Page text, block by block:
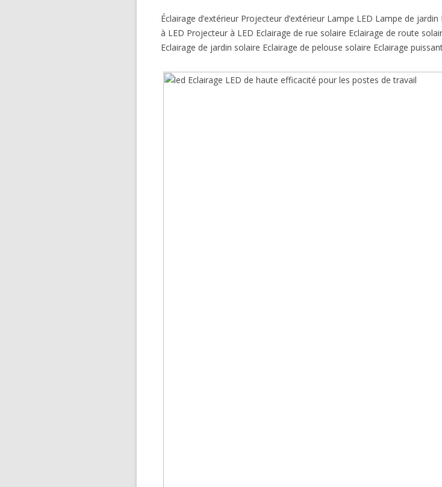
Éclairage d’extérieur Projecteur d’extérieur Lampe LED Lampe de
à LED Projecteur à LED Eclairage de rue solaire Eclairage de route
Eclairage de jardin solaire Eclairage de pelouse solaire Eclairage